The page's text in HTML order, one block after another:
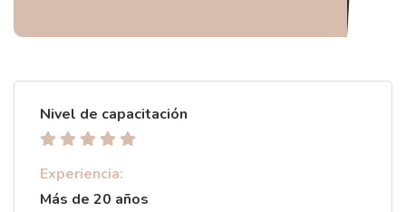
Nivel de capacitación
Experiencia:
Más de 20 años